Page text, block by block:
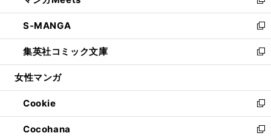
開
く
ウ
で
開
く
ン
ド
ウ
で
開
ウ
ィ
ン
ド
ウ
開
く
新
し
い
ウ
ィ
ン
ウ
で
開
く
S-MANGA
新
し
い
ウ
ン
ド
ウ
で
集英社コミック文庫
新
し
ウ
ィ
ン
ド
女性マンガ
Cookie
新
し
い
Cocohana
新